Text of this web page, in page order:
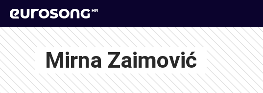
Mirna Zaimović